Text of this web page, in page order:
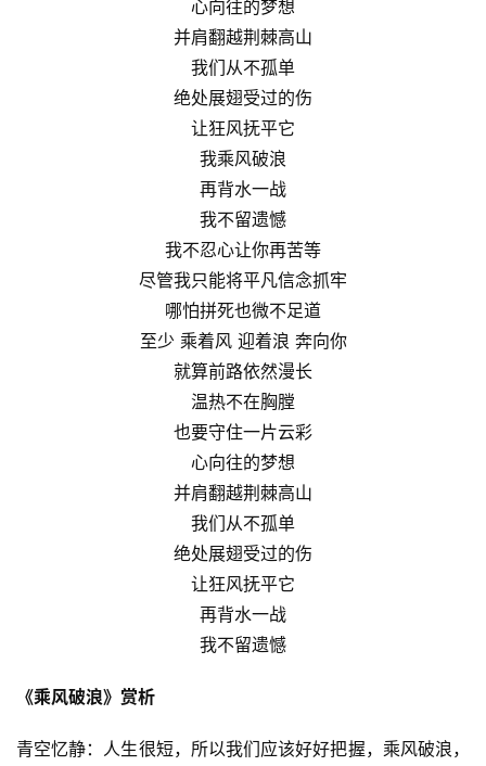
心向往的梦想
并肩翻越荆棘高山
我们从不孤单
绝处展翅受过的伤
让狂风抚平它
我乘风破浪
再背水一战
我不留遗憾
我不忍心让你再苦等
尽管我只能将平凡信念抓牢
哪怕拼死也微不足道
至少 乘着风 迎着浪 奔向你
就算前路依然漫长
温热不在胸膛
也要守住一片云彩
心向往的梦想
并肩翻越荆棘高山
我们从不孤单
绝处展翅受过的伤
让狂风抚平它
再背水一战
我不留遗憾
《乘风破浪》赏析
青空忆静：人生很短，所以我们应该好好把握，乘风破浪，